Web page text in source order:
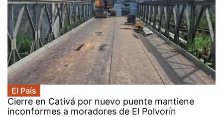
El País
Cierre en Cativá por nuevo puente mantiene
inconformes a moradores de El Polvorín